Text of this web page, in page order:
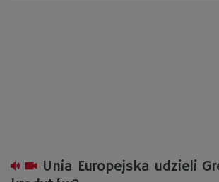
Unia Europejska udzieli